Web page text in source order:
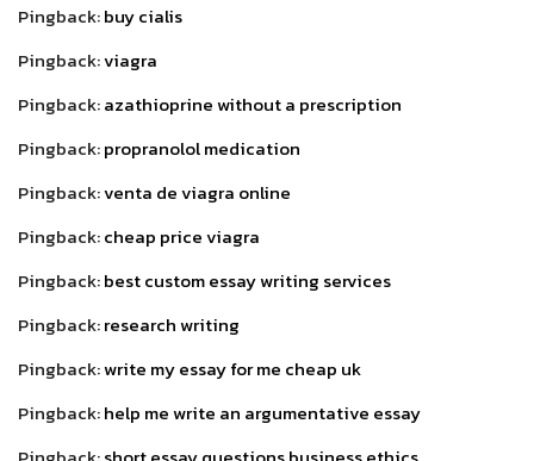
Pingback:buy cialis
Pingback:viagra
Pingback:azathioprine without a prescription
Pingback:propranolol medication
Pingback:venta de viagra online
Pingback:cheap price viagra
Pingback:best custom essay writing services
Pingback:research writing
Pingback:write my essay for me cheap uk
Pingback:help me write an argumentative essay